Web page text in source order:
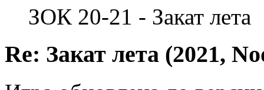
ЗОК 20-21 - Закат лета
Re: Закат лета (2021,